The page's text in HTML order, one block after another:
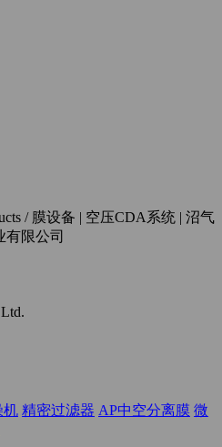
机 精密过滤器 AP中空分离膜 微